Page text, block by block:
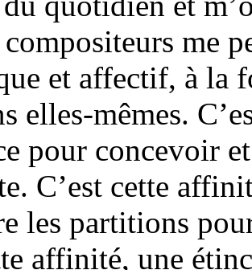
compositeurs me
et affectif, à la
elles-mêmes.
pour concevoir
C’est cette
les partitions
affinité, une